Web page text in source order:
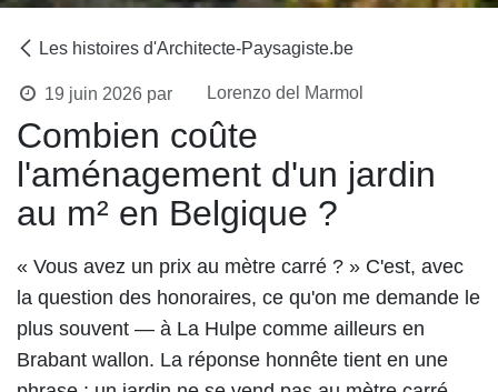
Les histoires d'Architecte-Paysagiste.be
19 juin 2026 par Lorenzo del Marmol
Combien coûte
l'aménagement d'un jardin
au m² en Belgique ?
« Vous avez un prix au mètre carré ? » C'est, avec
la question des honoraires, ce qu'on me demande le
plus souvent — à La Hulpe comme ailleurs en
Brabant wallon. La réponse honnête tient en une